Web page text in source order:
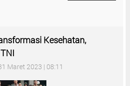
Kesehatan,
Maret 2023 | 08:11